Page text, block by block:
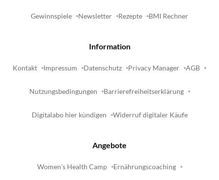
Gewinnspiele Newsletter Rezepte BMI Rechner
Information
Kontakt Impressum Datenschutz Privacy Manager AGB
Nutzungsbedingungen Barrierefreiheitserklärung
Digitalabo hier kündigen Widerruf digitaler Käufe
Angebote
Women's Health Camp Ernährungscoaching